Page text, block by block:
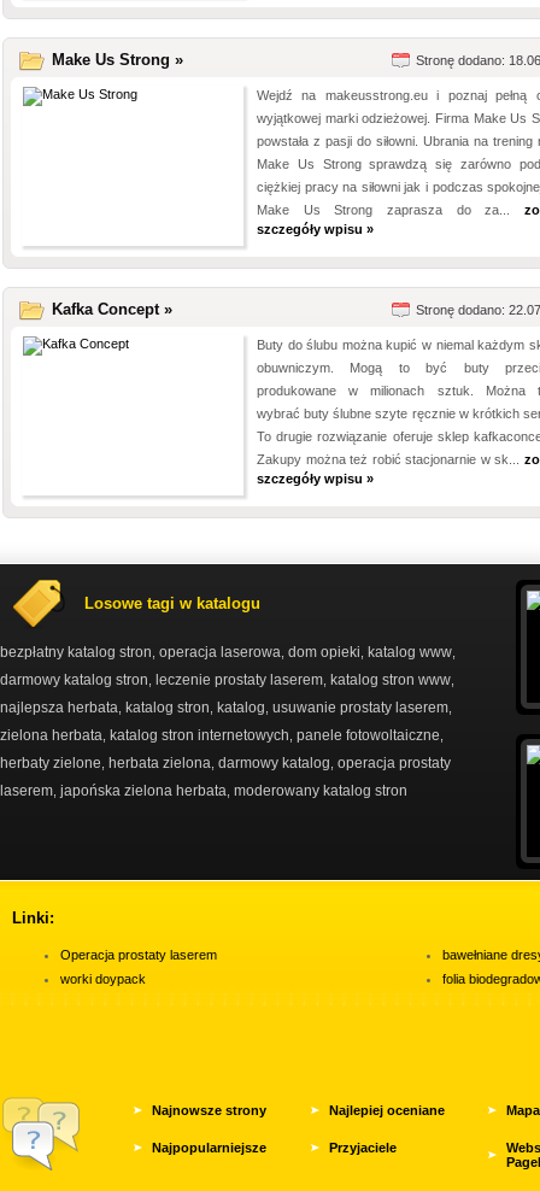
Make Us Strong » Stronę dodano:
Wejdź na makeusstrong.eu i poznaj pełną
wyjątkowej marki odzieżowej. Firma Make Us
powstała z pasji do siłowni. Ubrania na trening
Make Us Strong sprawdzą się zarówno
ciężkiej pracy na siłowni jak i podczas
Make Us Strong zaprasza do za...
szczegóły wpisu »
Kafka Concept » Stronę dodano:
Buty do ślubu można kupić w niemal każdym
obuwniczym. Mogą to być buty
produkowane w milionach sztuk. Można
wybrać buty ślubne szyte ręcznie w krótkich
To drugie rozwiązanie oferuje sklep
Zakupy można też robić stacjonarnie w sk...
szczegóły wpisu »
Losowe tagi w katalogu
bezpłatny katalog stron operacja laserowa dom opieki katalog www
darmowy katalog stron leczenie prostaty laserem katalog stron www
najlepsza herbata katalog stron katalog usuwanie prostaty laserem
zielona herbata katalog stron internetowych panele fotowoltaiczne
herbaty zielone herbata zielona darmowy katalog operacja prostaty
laserem japońska zielona herbata moderowany katalog stron
Linki:
Operacja prostaty laserem
worki doypack
bawełniane
folia
Najnowsze strony Najlepiej oceniane
Najpopularniejsze Przyjaciele